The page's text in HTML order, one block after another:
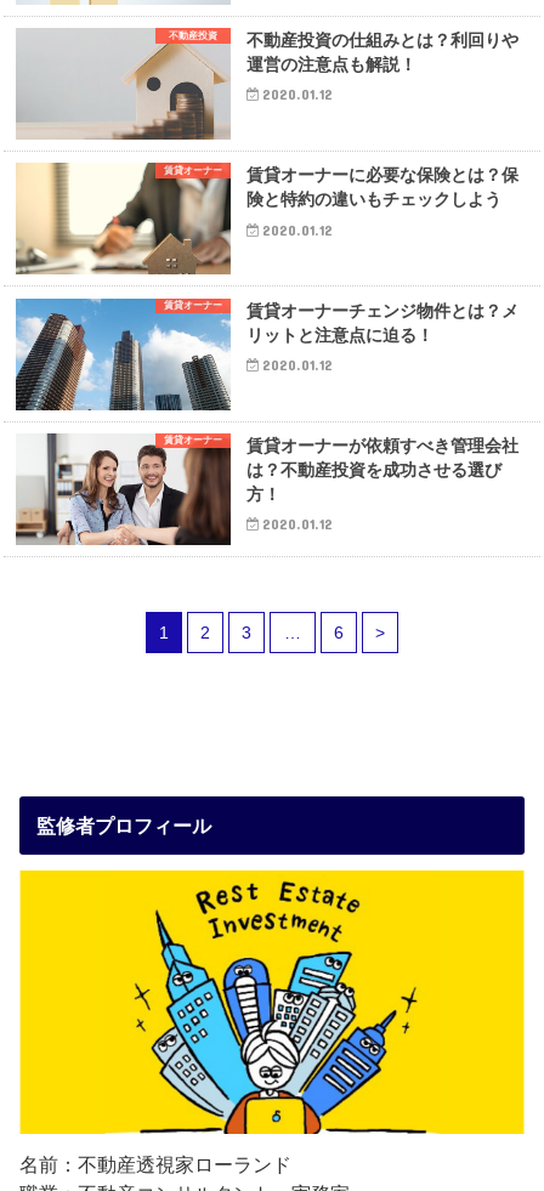
不動産投資
不動産投資の仕組みとは？利回りや
運営の注意点も解説！
2020.01.12
賃貸オーナー
賃貸オーナーに必要な保険とは？保
険と特約の違いもチェックしよう
2020.01.12
賃貸オーナー
賃貸オーナーチェンジ物件とは？メ
リットと注意点に迫る！
2020.01.12
賃貸オーナー
賃貸オーナーが依頼すべき管理会社
は？不動産投資を成功させる選び
方！
2020.01.12
1 2 3 … 6 >
監修者プロフィール
名前：不動産透視家ローランド